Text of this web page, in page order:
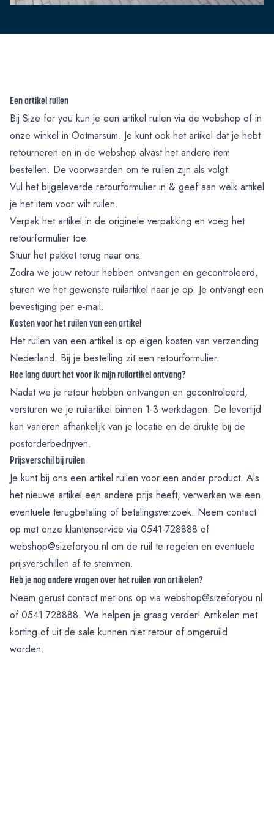
Een artikel ruilen
Bij Size for you kun je een artikel ruilen via de webshop of in
onze winkel in Ootmarsum. Je kunt ook het artikel dat je hebt
retourneren en in de webshop alvast het andere item
bestellen. De voorwaarden om te ruilen zijn als volgt:
Vul het bijgeleverde retourformulier in & geef aan welk artikel
je het item voor wilt ruilen.
Verpak het artikel in de originele verpakking en voeg het
retourformulier toe.
Stuur het pakket terug naar ons.
Zodra we jouw retour hebben ontvangen en gecontroleerd,
sturen we het gewenste ruilartikel naar je op. Je ontvangt een
bevestiging per e-mail.
Kosten voor het ruilen van een artikel
Het ruilen van een artikel is op eigen kosten van verzending
Nederland. Bij je bestelling zit een retourformulier.
Hoe lang duurt het voor ik mijn ruilartikel ontvang?
Nadat we je retour hebben ontvangen en gecontroleerd,
versturen we je ruilartikel binnen 1-3 werkdagen. De levertijd
kan variëren afhankelijk van je locatie en de drukte bij de
postorderbedrijven.
Prijsverschil bij ruilen
Je kunt bij ons een artikel ruilen voor een ander product. Als
het nieuwe artikel een andere prijs heeft, verwerken we een
eventuele terugbetaling of betalingsverzoek. Neem contact
op met onze klantenservice via 0541-728888 of
webshop@sizeforyou.nl om de ruil te regelen en eventuele
prijsverschillen af te stemmen.
Heb je nog andere vragen over het ruilen van artikelen?
Neem gerust contact met ons op via webshop@sizeforyou.nl
of0541 728888. We helpen je graag verder! Artikelen met
korting of uit de sale kunnen niet retour of omgeruild
worden.